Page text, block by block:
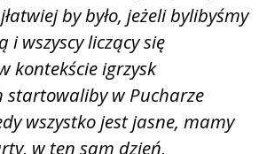
by było, jeżeli bylibyśmy
i wszyscy liczący się
kontekście igrzysk
startowaliby w Pucharze
wszystko jest jasne, mamy
w ten sam dzień,